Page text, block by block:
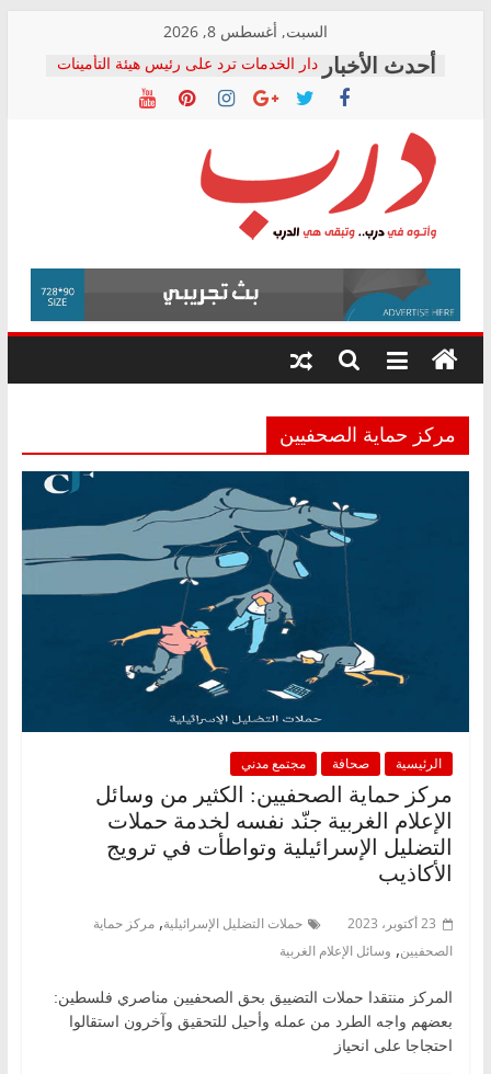
content
السبت, أغسطس 8, 2026
دار الخدمات ترد على رئيس هيئة التأمينات
بعد مؤتمره الصحفي: إنكار الأزمة لا ينهي
معاناة أصحاب المعاشات.. ونطالب بكشف
فرحات سليمان يكتب: القطاع الصحي إلى
أين؟
حزب التحالف الشعبي يطلق لجنة “الحق
في الصحة” بالإسكندرية لرصد الانتهاكات
ودعم المرضى
الوزاري لمدينة الصحفيين.. وانتهاء أعمال
إنشاء المبنى الإداري
المجلس القومي لحقوق الإنسان يعلن
متابعة قضية الدكتور محمد زهران.. ويؤكد:
قرينة البراءة وضمانات المحاكمة العادلة
درب
وأتوه
درب..
وتبقى
هي
مركز حماية الصحفيين
الرئيسية صحافة مجتمع مدني
مركز حماية الصحفيين: الكثير من وسائل
الإعلام الغربية جنّد نفسه لخدمة حملات
التضليل الإسرائيلية وتواطأت في ترويج
الأكاذيب
23 أكتوبر، 2023 حملات التضليل الإسرائيلية, مركز حماية
الصحفيين, وسائل الإعلام الغربية
المركز منتقدا حملات التضييق بحق الصحفيين مناصري فلسطين:
بعضهم واجه الطرد من عمله وأحيل للتحقيق وآخرون استقالوا
احتجاجا على انحياز